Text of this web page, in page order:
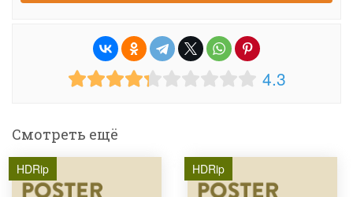
4.3
Смотреть ещё
HDRip HDRip